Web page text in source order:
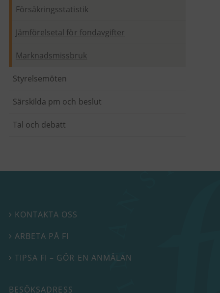
Försäkringsstatistik
Jämförelsetal för fondavgifter
Marknadsmissbruk
Styrelsemöten
Särskilda pm och beslut
Tal och debatt
 KONTAKTA OSS
 ARBETA PÅ FI
TIPSA FI – GÖR EN ANMÄLAN
BESÖKSADRESS